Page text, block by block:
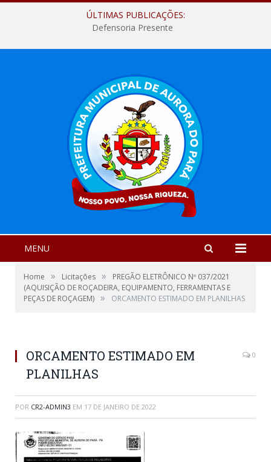
ÚLTIMAS PUBLICAÇÕES:
Defensoria Presente
MENU
Home » Licitações »
PREGÃO ELETRÔNICO Nº 037/2021
(AQUISIÇÃO DE ROÇADEIRA, EQUIPAMENTO, FERRAMENTAS E
PEÇAS DE ROÇAGEM) » ORCAMENTO ESTIMADO EM PLANILHAS
ORCAMENTO ESTIMADO EM
PLANILHAS
0
POR CR2-ADMIN3 EM 17 DE JANEIRO DE 2022